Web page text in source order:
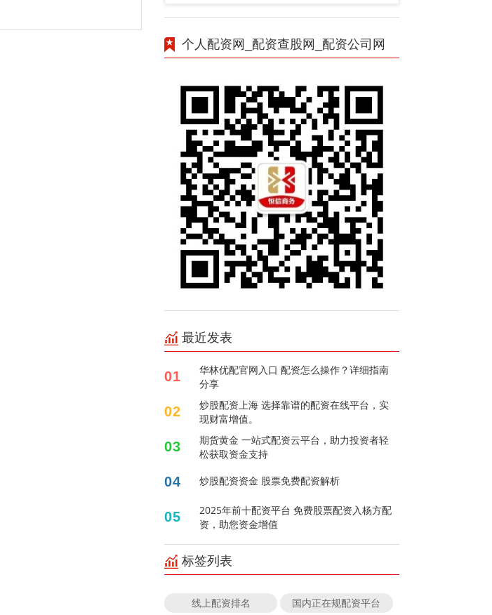
个人配资网_配资查股网_配资公司网
最近发表
01
华林优配官网入口 配资怎么操作？详细指南
分享
02
炒股配资上海 选择靠谱的配资在线平台，实
现财富增值。
03
期货黄金 一站式配资云平台，助力投资者轻
松获取资金支持
04 炒股配资资金 股票免费配资解析
05
2025年前十配资平台 免费股票配资入杨方配
资，助您资金增值
标签列表
线上配资排名 国内正在规配资平台